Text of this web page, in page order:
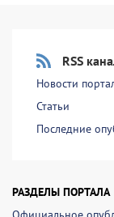
RSS
Новости
Статьи
Последние
РАЗДЕЛЫ ПОРТАЛА